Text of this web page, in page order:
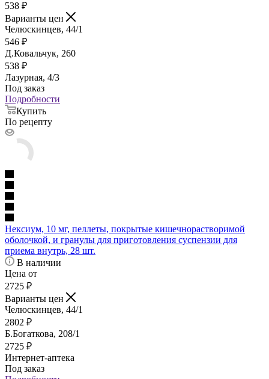
538 ₽
Варианты цен
Челюскинцев, 44/1
546 ₽
Д.Ковальчук, 260
538 ₽
Лазурная, 4/3
Под заказ
Подробности
Купить
По рецепту
Нексиум, 10 мг, пеллеты, покрытые кишечнорастворимой
оболочкой, и гранулы для приготовления суспензии для
приема внутрь, 28 шт.
В наличии
Цена от
2725 ₽
Варианты цен
Челюскинцев, 44/1
2802 ₽
Б.Богаткова, 208/1
2725 ₽
Интернет-аптека
Под заказ